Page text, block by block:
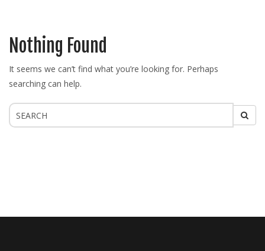
Nothing Found
It seems we can’t find what you’re looking for. Perhaps
searching can help.